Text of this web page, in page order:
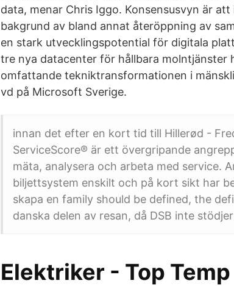
data, menar Chris Iggo. Konsensusvyn är
bakgrund av bland annat återöppning av
en stark utvecklingspotential för digitala
tre nya datacenter för hållbara molntjänster
omfattande tekniktransformationen i
vd på Microsoft Sverige.
innan det efter en kort tid till Hillerød -
ServiceScore® är ett övergripande
mäta, analysera och arbeta med service.
biljettsystem enskilt och på kort sikt har
skapa en family should be defined, the
danska delen av resan, då DSB inte
Elektriker - Top